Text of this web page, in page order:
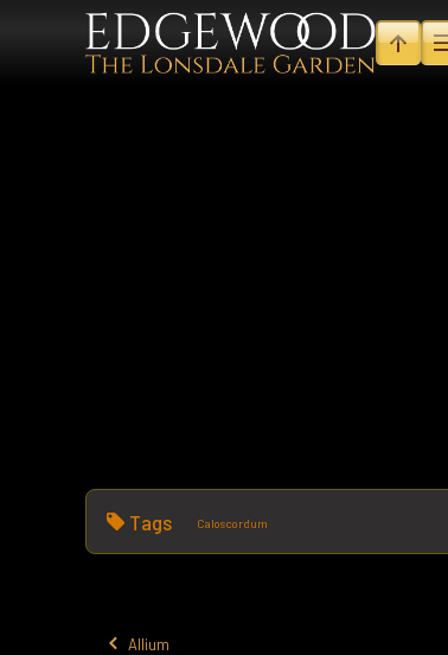
Tags Caloscordum
Allium